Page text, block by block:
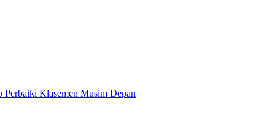
Perbaiki Klasemen Musim Depan